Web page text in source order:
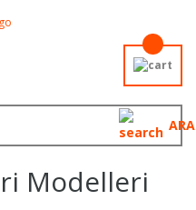
ARA
Modelleri